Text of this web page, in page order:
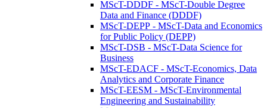
MScT-DDDF - MScT-Double Degree
Data and Finance (DDDF)
MScT-DEPP - MScT-Data and Economics
for Public Policy (DEPP)
MScT-DSB - MScT-Data Science for
Business
MScT-EDACF - MScT-Economics, Data
Analytics and Corporate Finance
MScT-EESM - MScT-Environmental
Engineering and Sustainability